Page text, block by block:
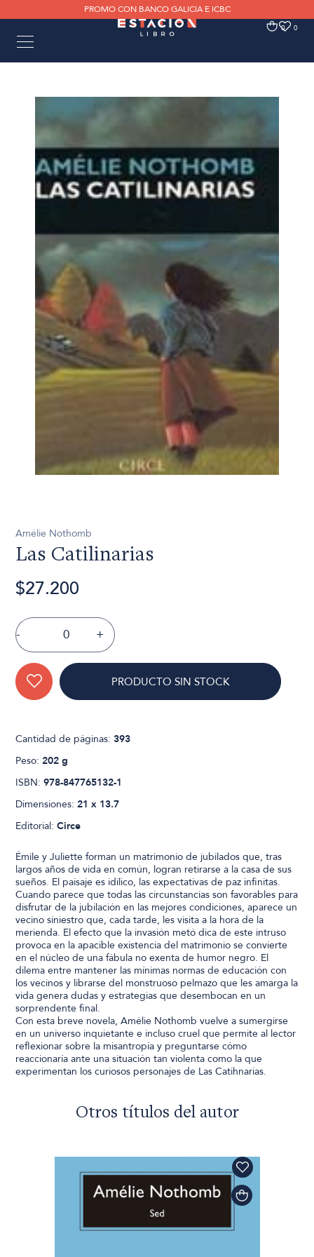
PROMO CON BANCO GALICIA E ICBC
0 0
Amélie Nothomb
Las Catilinarias
$27.200
- +
PRODUCTO SIN STOCK
Cantidad de páginas:393
Peso:202 g
ISBN:978-847765132-1
Dimensiones:21 x 13.7
Editorial:Circe
Émile y Juliette forman un matrimonio de jubilados que, tras
largos años de vida en común, logran retirarse a la casa de sus
sueños. El paisaje es idílico, las expectativas de paz infinitas.
Cuando parece que todas las circunstancias son favorables para
disfrutar de la jubilación en las mejores condiciones, aparece un
vecino siniestro que, cada tarde, les visita a la hora de la
merienda. El efecto que la invasión metó dica de este intruso
provoca en la apacible existencia del matrimonio se convierte
en el núcleo de una fábula no exenta de humor negro. El
dilema entre mantener las mínimas normas de educación con
los vecinos y librarse del monstruoso pelmazo que les amarga la
vida genera dudas y estrategias que desembocan en un
sorprendente final.
Con esta breve novela, Amélie Nothomb vuelve a sumergirse
en un universo inquietante e incluso cruel que permite al lector
reflexionar sobre la misantropía y preguntarse cómo
reaccionaría ante una situación tan violenta como la que
experimentan los curiosos personajes de Las Catihnarias.
Otros títulos del autor